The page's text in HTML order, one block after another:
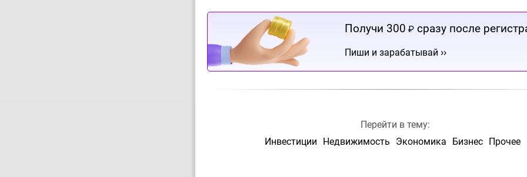
Получи 300 ₽ сразу после
Пиши и зарабатывай ››
Перейти в тему:
Инвестиции
Недвижимость Экономика Бизнес Прочее